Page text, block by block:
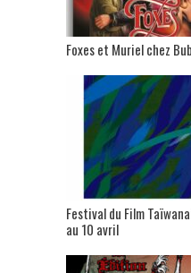
Foxes et Muriel chez
Festival du Film
au 10 avril